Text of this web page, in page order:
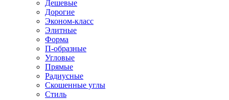
Дешевые
Дорогие
Эконом-класс
Элитные
Форма
П-образные
Угловые
Прямые
Радиусные
Скошенные углы
Стиль